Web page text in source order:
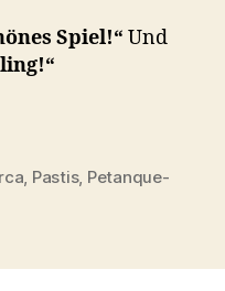
Spiel!“ Und
Pastis, Petanque-